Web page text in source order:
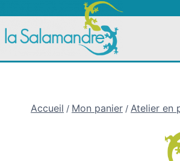
Accueil / Mon panier / Atelier en